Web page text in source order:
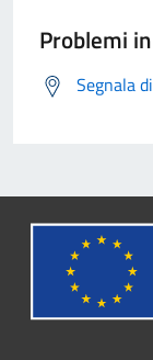
Problemi
Segnala